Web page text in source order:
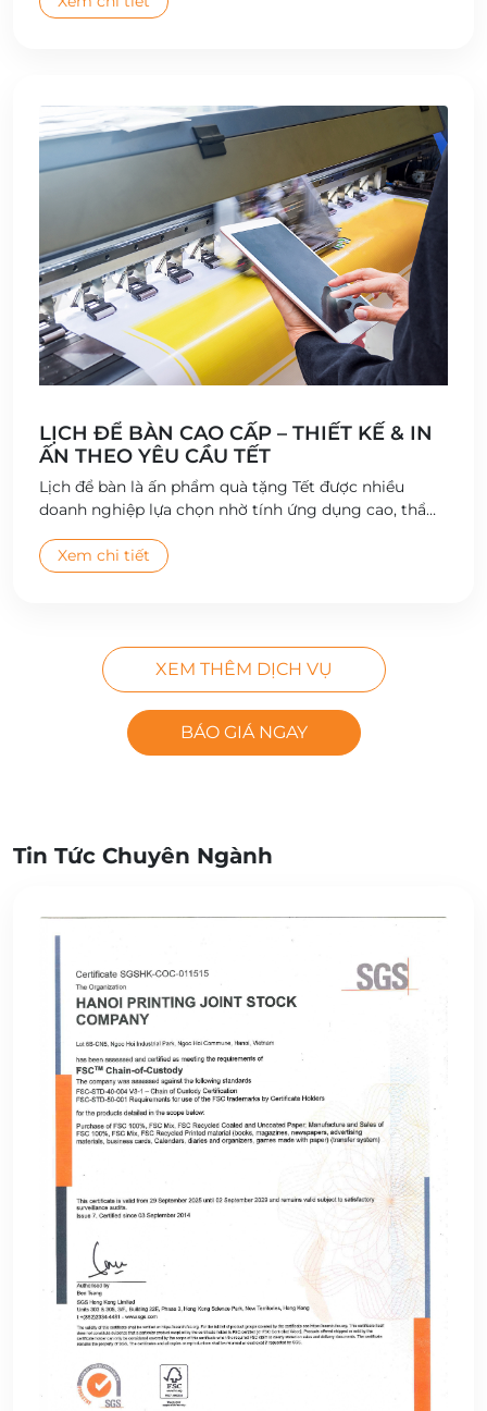
LỊCH ĐỂ BÀN CAO CẤP – THIẾT KẾ & IN
ẤN THEO YÊU CẦU TẾT
Lịch để bàn là ấn phẩm quà tặng Tết được nhiều
doanh nghiệp lựa chọn nhờ tính ứng dụng cao, thẩm
Công ty Cổ phần In Hà Nội cung cấp dịch vụ thiết kế
và in lịch để bàn theo yêu cầu, đa dạng mẫu mã, chất
Xem chi tiết
XEM THÊM DỊCH VỤ
BÁO GIÁ NGAY
Tin Tức Chuyên Ngành